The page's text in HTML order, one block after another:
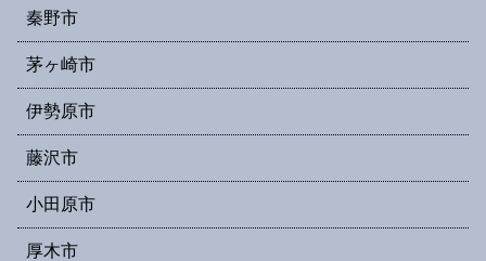
秦野市
茅ヶ崎市
伊勢原市
藤沢市
小田原市
厚木市